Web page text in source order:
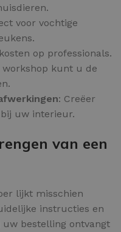
voor vochtige
op professionals.
workshop kunt u de
: Creëer
uw interieur.
van een
lijkt misschien
instructies en
uw bestelling ontvangt